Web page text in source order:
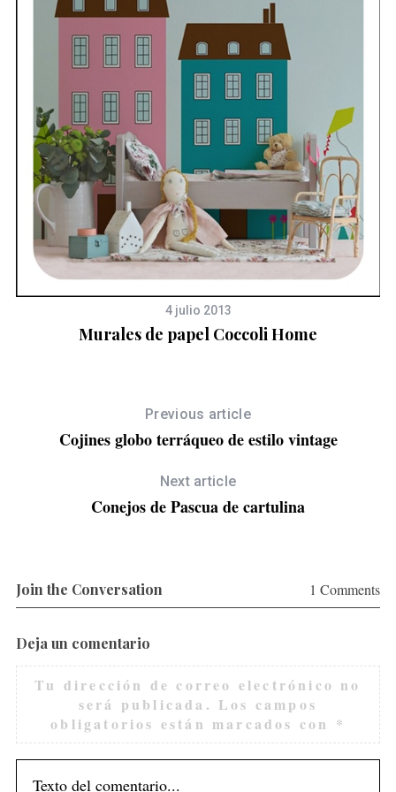
4 julio 2013
Murales de papel Coccoli Home
Previous article
Cojines globo terráqueo de estilo vintage
Next article
Conejos de Pascua de cartulina
Join the Conversation 1 Comments
Deja un comentario
Tu dirección de correo electrónico no
será publicada. Los campos
obligatorios están marcados con *